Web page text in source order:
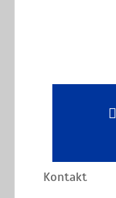
Kontakt